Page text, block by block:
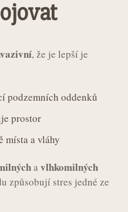
, že je lepší je
podzemních oddenků
prostor
místa a vláhy
avlhkomilných
způsobují stres jedné ze